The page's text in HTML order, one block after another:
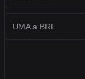
UMA a BRL